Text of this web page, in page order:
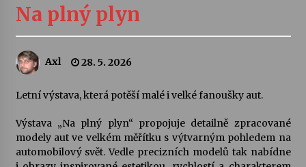
Sukuba Ensemble
4. 8. 2026
Vernisáž výstavy Josefíny Duškové: Stávám se
kapkou
Veselí muzikanti
30. 7. 2026
Na plný plyn
Axl 28. 5. 2026
Letní výstava, která potěší malé i velké fanoušky aut.
Výstava „Na plný plyn“ propojuje detailně zpracované
modely aut ve velkém měřítku s výtvarným pohledem na
automobilový svět. Vedle precizních modelů tak nabídne